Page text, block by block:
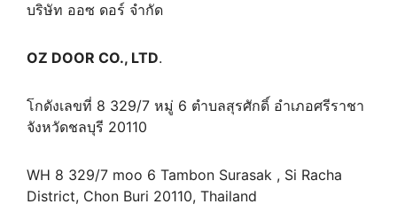
บริษัท ออซ ดอร์ จำกัด
OZ DOOR CO., LTD.
โกดังเลขที่ 8 329/7 หมู่ 6 ตำบลสุรศักดิ์ อำเภอศรีราชา
จังหวัดชลบุรี 20110
WH 8 329/7 moo 6 Tambon Surasak , Si Racha
District, Chon Buri 20110, Thailand